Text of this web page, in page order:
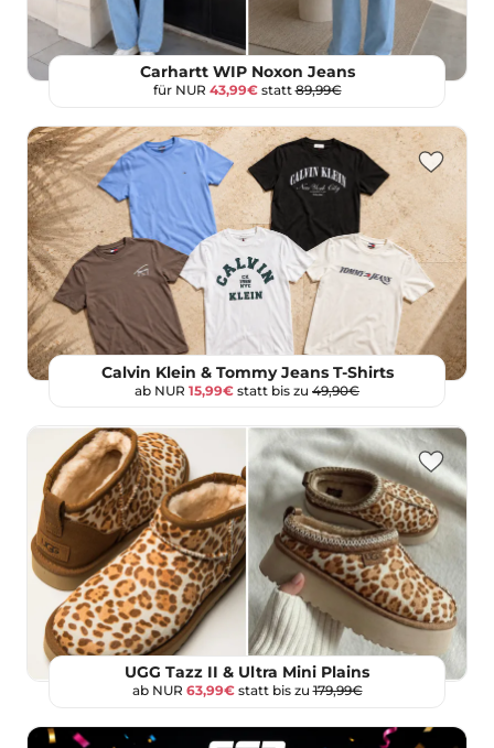
Carhartt WIP Noxon Jeans
für NUR 43,99€statt89,99€
Calvin Klein & Tommy Jeans T-Shirts
ab NUR 15,99€ statt bis zu 49,90€
UGG Tazz II & Ultra Mini Plains
ab NUR 63,99€statt bis zu179,99€